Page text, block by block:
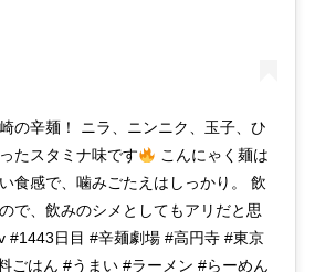
の辛麺！ ニラ、ニンニク、玉子、ひ
たスタミナ味です
こんにゃく麺は
食感で、噛みごたえはしっかり。 飲
で、飲みのシメとしてもアリだと思
#1443日目 #辛麺劇場 #高円寺 #東京
ごはん #うまい #ラーメン #らーめん